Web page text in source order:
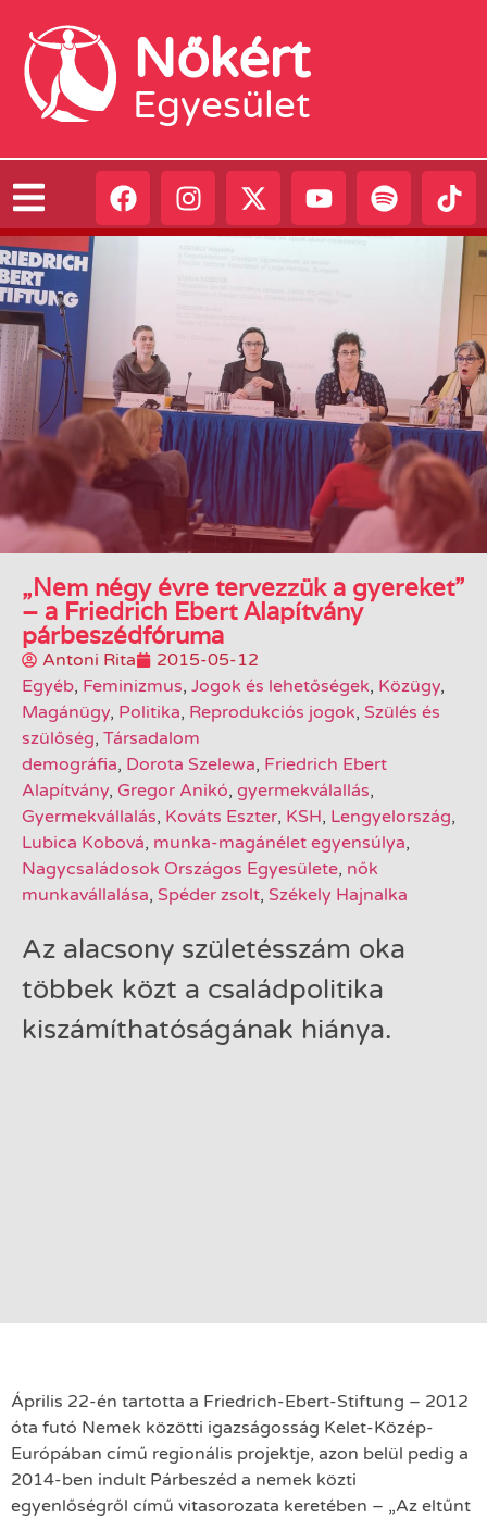
Nőkért
Egyesület
„Nem négy évre tervezzük a gyereket”
– a Friedrich Ebert Alapítvány
párbeszédfóruma
Antoni Rita
2015-05-12
Egyéb, Feminizmus, Jogok és lehetőségek, Közügy,
Magánügy, Politika, Reprodukciós jogok, Szülés és
szülőség, Társadalom
demográfia, Dorota Szelewa, Friedrich Ebert
Alapítvány, Gregor Anikó, gyermekválallás,
Gyermekvállalás, Kováts Eszter, KSH, Lengyelország,
Lubica Kobová, munka-magánélet egyensúlya,
Nagycsaládosok Országos Egyesülete, nők
munkavállalása, Spéder zsolt, Székely Hajnalka
Az alacsony születésszám oka
többek közt a családpolitika
kiszámíthatóságának hiánya.
Április 22-én tartotta a Friedrich-Ebert-Stiftung – 2012
óta futó Nemek közötti igazságosság Kelet-Közép-
Európában című regionális projektje, azon belül pedig a
2014-ben indult Párbeszéd a nemek közti
egyenlőségről című vitasorozata keretében – „Az eltűnt